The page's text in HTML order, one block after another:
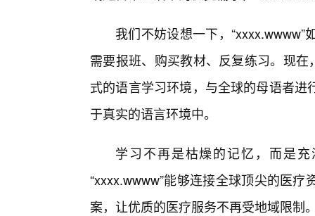
我们不妨设想一下，
需要报班、购买教材、反复练习。现在
式的语言学习环境，与全球的母语者
于真实的语言环境中。
学习不再是枯燥的记忆，而是
“xxxx.wwww”能够连接全球顶尖的医
案，让优质的医疗服务不再受地域限制